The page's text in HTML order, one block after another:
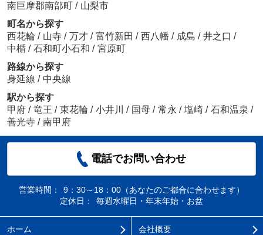
南巨摩郡南部町 / 山梨市
町名から探す
西花輪 / 山寺 / 万才 / 富竹新田 / 西八幡 / 成島 / 井之口 /
中楯 / 石和町小石和 / 宮原町
路線から探す
身延線 / 中央線
駅から探す
甲府 / 竜王 / 東花輪 / 小井川 / 国母 / 常永 / 塩崎 / 石和温泉 /
善光寺 / 南甲府
電話でお問い合わせ
営業時間：
9：30～18：00（あなたのご都合に合わせます）
定休日：
毎週水曜日・年末年始・お盆
ホーム 会社概要